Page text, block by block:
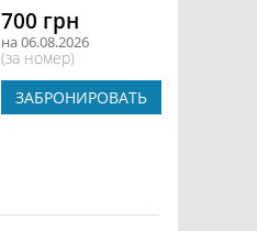
700 грн
на 06.08.2026
(за номер)
ЗАБРОНИРОВАТЬ